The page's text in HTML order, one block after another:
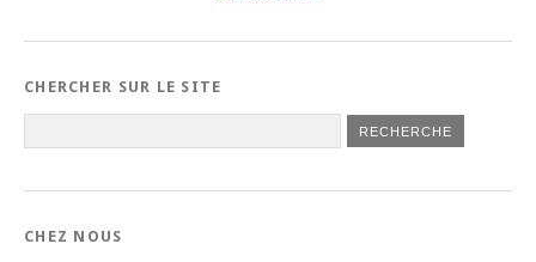
CHERCHER SUR LE SITE
CHEZ NOUS